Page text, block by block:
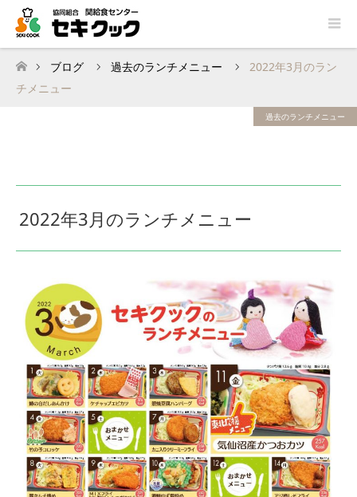
ホーム
ブログ 過去のランチメニュー
2022年3月のラン
チメニュー
過去のランチメニュー
2022年3月のランチメニュー